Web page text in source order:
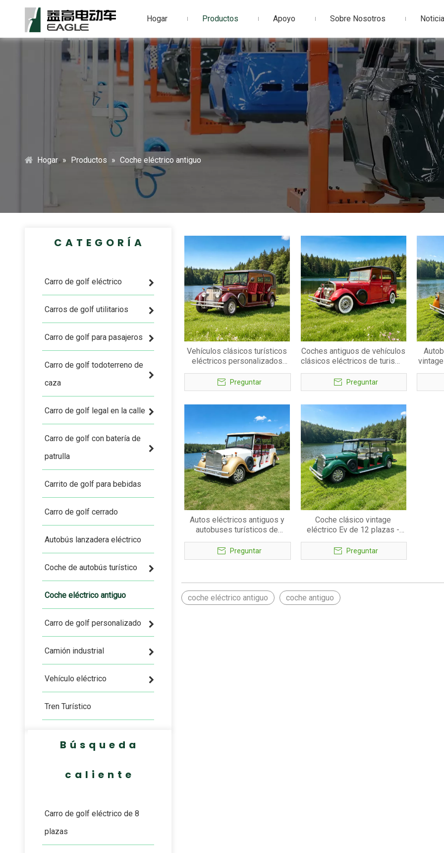
Hogar Productos Apoyo Sobre Nosotros
Hogar » Productos » Coche eléctrico antiguo
CATEGORÍA
Carro de golf eléctrico
Carros de golf utilitarios
Carro de golf para pasajeros
Carro de golf todoterreno de
caza
Carro de golf legal en la calle
Carro de golf con batería de
patrulla
Carrito de golf para bebidas
Carro de golf cerrado
Autobús lanzadera eléctrico
Coche de autobús turístico
Coche eléctrico antiguo
Carro de golf personalizado
Camión industrial
Vehículo eléctrico
Tren Turístico
Búsqueda
caliente
Carro de golf eléctrico de 8
plazas
Vehículos clásicos turísticos
eléctricos personalizados
para 9 pasajeros - EG6090K
Preguntar
Coches antiguos de vehículos
clásicos eléctricos de turismo
turístico de 6 asientos -
EG6060K
Preguntar
de
Autos eléctricos antiguos y
autobuses turísticos de
primera calidad | Directo de
fábrica - EG6120K
Preguntar
Coche clásico vintage
eléctrico Ev de 12 plazas -
EG6120K
Preguntar
coche eléctrico antiguo coche antiguo